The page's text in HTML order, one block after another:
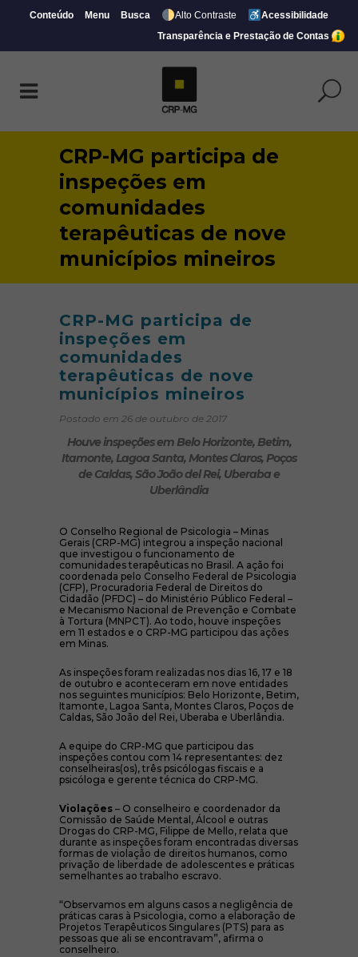
Conteúdo Menu Busca Alto Contraste
Acessibilidade
Transparência e Prestação de Contas
CRP-MG participa de
inspeções em
comunidades
terapêuticas de nove
municípios mineiros
CRP-MG participa de
inspeções em
comunidades
terapêuticas de nove
municípios mineiros
Postado em 26 de outubro de 2017
Houve inspeções em Belo Horizonte, Betim,
Itamonte, Lagoa Santa, Montes Claros, Poços
de Caldas, São João del Rei, Uberaba e
Uberlândia
O Conselho Regional de Psicologia – Minas
Gerais (CRP-MG) integrou a inspeção nacional
que investigou o funcionamento de
comunidades terapêuticas no Brasil. A ação foi
coordenada pelo Conselho Federal de Psicologia
(CFP), Procuradoria Federal de Direitos do
Cidadão (PFDC) – do Ministério Público Federal –
e Mecanismo Nacional de Prevenção e Combate
à Tortura (MNPCT). Ao todo, houve inspeções
em 11 estados e o CRP-MG participou das ações
em Minas.
As inspeções foram realizadas nos dias 16, 17 e 18
de outubro e aconteceram em nove entidades
nos seguintes municípios: Belo Horizonte, Betim,
Itamonte, Lagoa Santa, Montes Claros, Poços de
Caldas, São João del Rei, Uberaba e Uberlândia.
A equipe do CRP-MG que participou das
inspeções contou com 14 representantes: dez
conselheiras(os), três psicólogas fiscais e a
psicóloga e gerente técnica do CRP-MG.
Violações – O conselheiro e coordenador da
Comissão de Saúde Mental, Álcool e outras
Drogas do CRP-MG, Filippe de Mello, relata que
durante as inspeções foram encontradas diversas
formas de violação de direitos humanos, como
privação de liberdade de adolescentes e práticas
semelhantes ao trabalho escravo.
“Observamos em alguns casos a negligência de
práticas caras à Psicologia, como a elaboração de
Projetos Terapêuticos Singulares (PTS) para as
pessoas que ali se encontravam”, afirma o
conselheiro.